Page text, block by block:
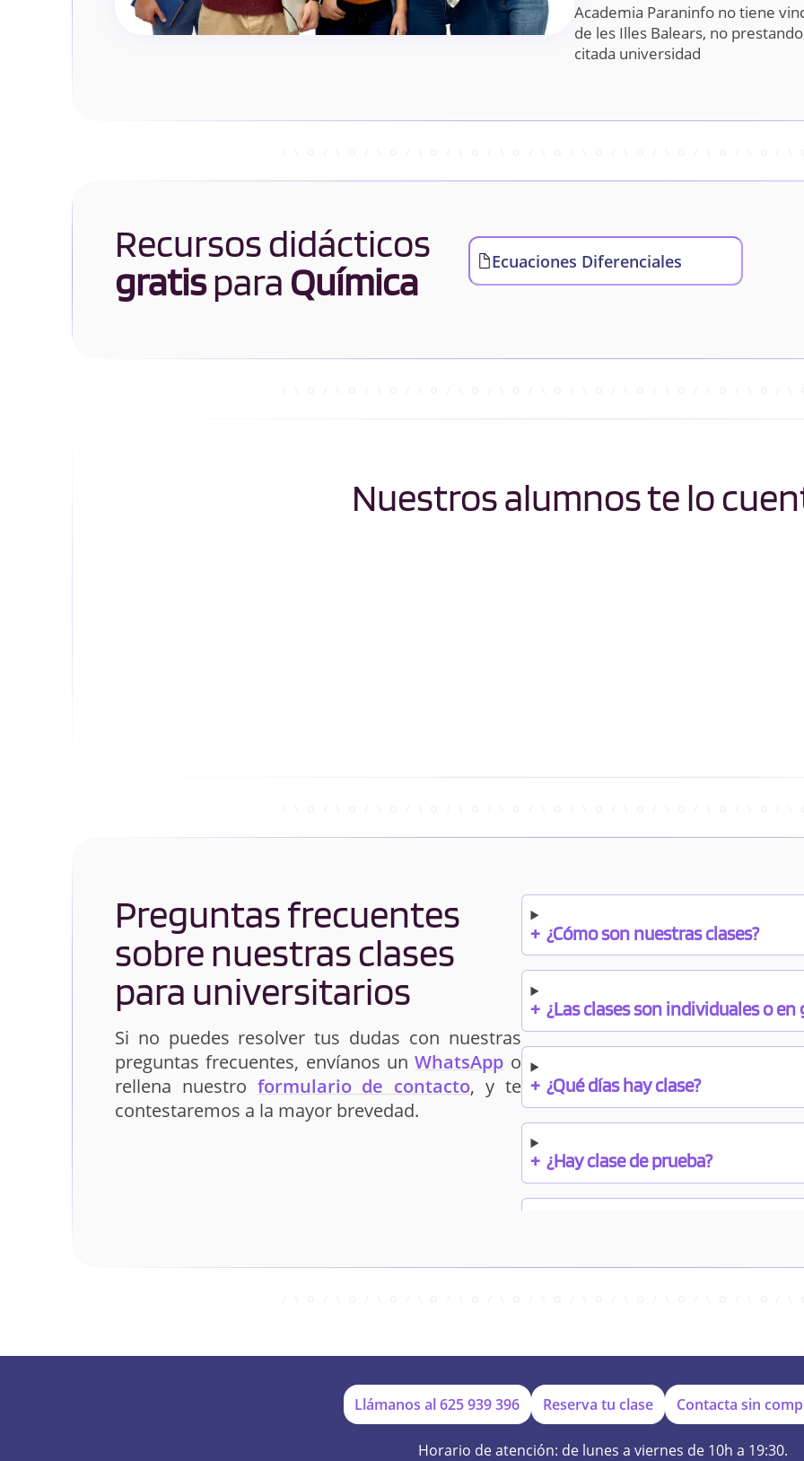
Academia Paraninfo no tiene
de les Illes Balears, no
citada universidad
Recursos didácticos
gratispara Química Ecuaciones Diferenciales
Nuestros alumnos te lo
Preguntas frecuentes
sobre nuestras clases
para universitarios
Si no puedes resolver tus dudas con nuestras
preguntas frecuentes, envíanos unWhatsApp o
rellena nuestro formulario de contacto, y te
contestaremos a la mayor brevedad.
+ ¿Cómo son nuestras clases?
+ ¿Las clases son individuales o en
+ ¿Qué días hay clase?
+ ¿Hay clase de prueba?
+ ¿Por qué online?
Llámanos al625 939 396 Reserva tu clase Contacta sin
Horario de atención: de lunes a viernes de 10h a 19:30.